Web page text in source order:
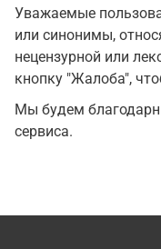
Уважаемые
или синонимы,
нецензурной или
кнопку "Жалоба",
Мы будем
сервиса.